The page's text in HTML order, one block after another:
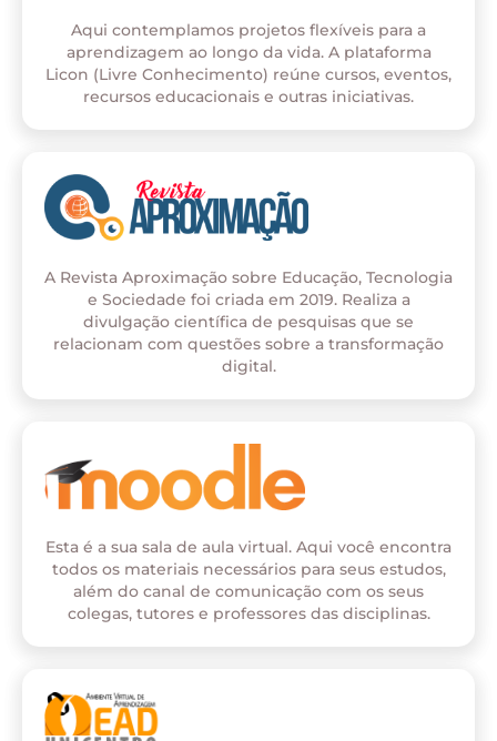
Aqui contemplamos projetos flexíveis para a
aprendizagem ao longo da vida. A plataforma
Licon (Livre Conhecimento) reúne cursos, eventos,
recursos educacionais e outras iniciativas.
A Revista Aproximação sobre Educação, Tecnologia
e Sociedade foi criada em 2019. Realiza a
divulgação científica de pesquisas que se
relacionam com questões sobre a transformação
digital.
Esta é a sua sala de aula virtual. Aqui você encontra
todos os materiais necessários para seus estudos,
além do canal de comunicação com os seus
colegas, tutores e professores das disciplinas.